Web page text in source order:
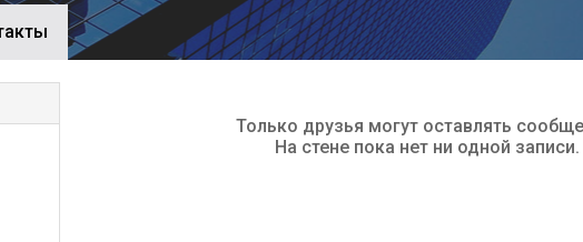
Только друзья могут оставлять
На стене пока нет ни одной записи.